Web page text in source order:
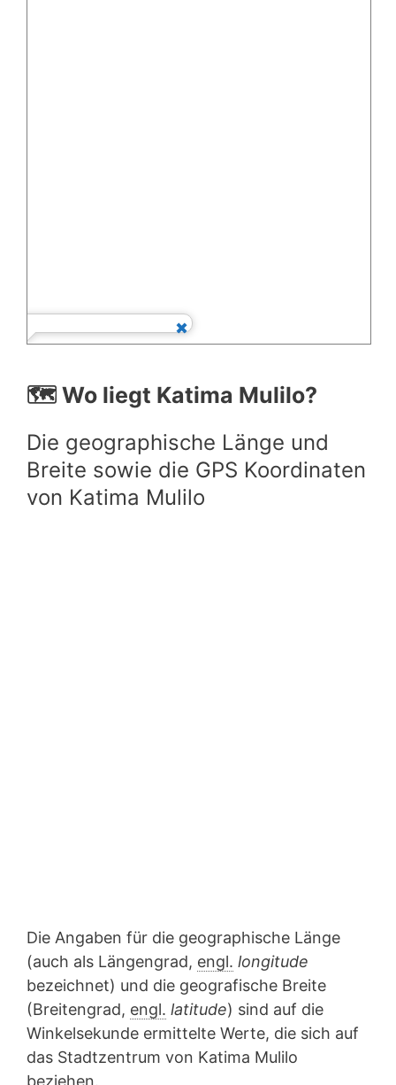
🗺️ Wo liegt Katima Mulilo?
Die geographische Länge und
Breite sowie die GPS Koordinaten
von Katima Mulilo
Die Angaben für die geographische Länge
(auch als Längengrad, engl. longitude
bezeichnet) und die geografische Breite
(Breitengrad, engl. latitude) sind auf die
Winkelsekunde ermittelte Werte, die sich auf
das Stadtzentrum von Katima Mulilo
beziehen.